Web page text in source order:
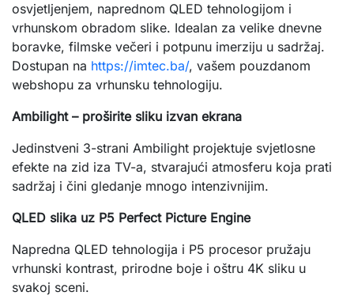
osvjetljenjem, naprednom QLED tehnologijom i
vrhunskom obradom slike. Idealan za velike dnevne
boravke, filmske večeri i potpunu imerziju u sadržaj.
Dostupan na https://imtec.ba/, vašem pouzdanom
webshopu za vrhunsku tehnologiju.
Ambilight – proširite sliku izvan ekrana
Jedinstveni 3-strani Ambilight projektuje svjetlosne
efekte na zid iza TV-a, stvarajući atmosferu koja prati
sadržaj i čini gledanje mnogo intenzivnijim.
QLED slika uz P5 Perfect Picture Engine
Napredna QLED tehnologija i P5 procesor pružaju
vrhunski kontrast, prirodne boje i oštru 4K sliku u
svakoj sceni.